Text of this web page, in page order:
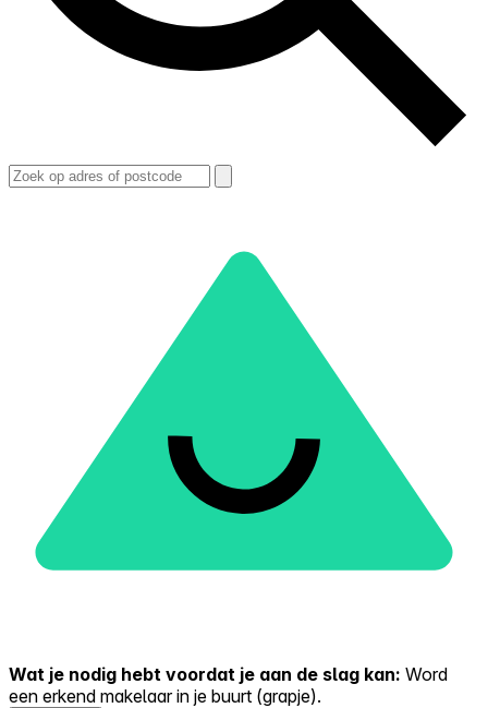
Wat je nodig hebt voordat je aan de slag kan: Word
een erkend makelaar in je buurt (grapje).